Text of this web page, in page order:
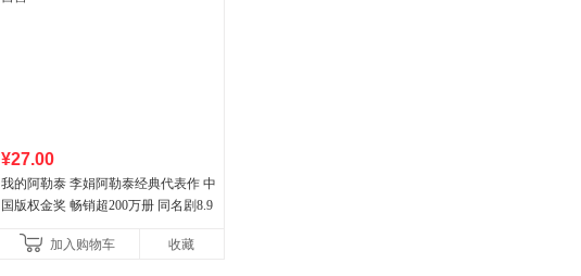
¥27.00
我的阿勒泰 李娟阿勒泰经典代表作 中
国版权金奖 畅销超200万册 同名剧8.9
加入购物车
收藏